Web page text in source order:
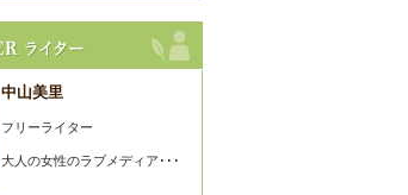
中山美里
フリーライター
大人の女性のラブメディア･･･